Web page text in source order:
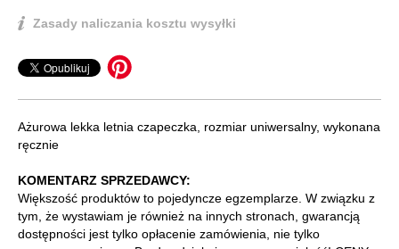
Zasady naliczania kosztu wysyłki
Ażurowa lekka letnia czapeczka, rozmiar uniwersalny, wykonana
ręcznie
KOMENTARZ SPRZEDAWCY:
Większość produktów to pojedyncze egzemplarze. W związku z
tym, że wystawiam je również na innych stronach, gwarancją
dostępności jest tylko opłacenie zamówienia, nie tylko